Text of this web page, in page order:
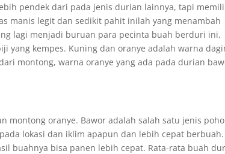
pendek dari pada jenis durian lainnya, tapi
manis legit dan sedikit pahit inilah yang menambah
lagi menjadi buruan para pecinta buah berduri ini,
yang kempes. Kuning dan oranye adalah warna
montong, warna oranye yang ada pada durian
montong oranye. Bawor adalah salah satu jenis
lokasi dan iklim apapun dan lebih cepat berbuah.
buahnya bisa panen lebih cepat. Rata-rata buah